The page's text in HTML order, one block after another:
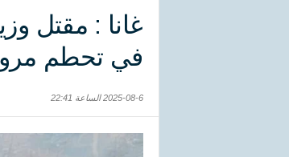
غانا : مقتل
في تحطم
2025-08-6 الساعة 22:41